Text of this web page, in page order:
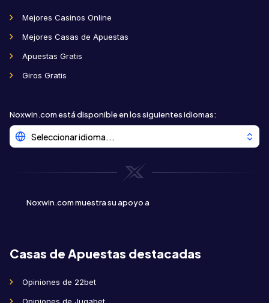
Mejores Casinos Online
Mejores Casas de Apuestas
Apuestas Gratis
Giros Gratis
Casas de Apuestas destacadas
Opiniones de 22bet
Noxwin.com está disponible en los siguientes idiomas:
Seleccionar idioma...
Noxwin.com muestra su apoyo a